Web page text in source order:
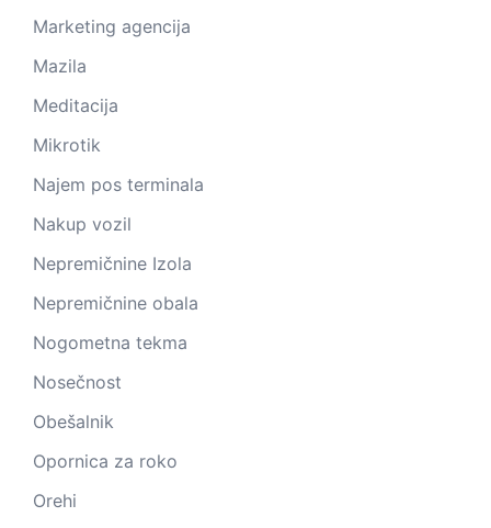
Marketing agencija
Mazila
Meditacija
Mikrotik
Najem pos terminala
Nakup vozil
Nepremičnine Izola
Nepremičnine obala
Nogometna tekma
Nosečnost
Obešalnik
Opornica za roko
Orehi